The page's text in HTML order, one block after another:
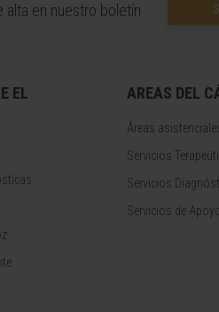
alta en nuestro boletín
EL
AREAS DEL
Áreas
Servicios
Servicios
Servicios de